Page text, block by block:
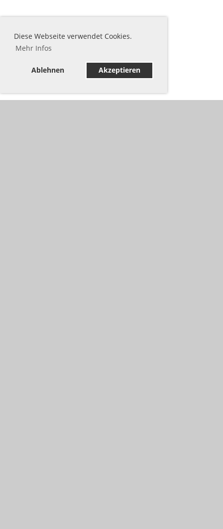
Diese Webseite verwendet Cookies.
Mehr Infos
Ablehnen Akzeptieren